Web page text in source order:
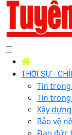
THỜI SỰ -
Tin
Tin
Xây
Bảo vệ